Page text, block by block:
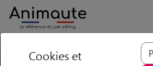
Trouvez votre
Cookies et